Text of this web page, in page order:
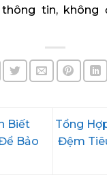
tin, không
Biết
Bảo
Tổng
Đệm